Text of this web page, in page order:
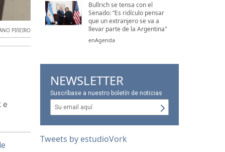
PIñEIRO
e
Bullrich se tensa con el
Senado: “Es ridículo pensar
que un extranjero se va a
llevar parte de la Argentina"
enAgenda
NEWSLETTER
Suscríbase a nuestro boletín de noticias
Tweets by estudioVork